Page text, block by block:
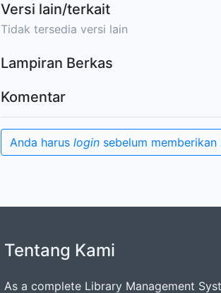
Versi lain/terkait
Tidak tersedia versi lain
Lampiran Berkas
Komentar
Anda harus login sebelum
Tentang Kami
As a complete Library Management